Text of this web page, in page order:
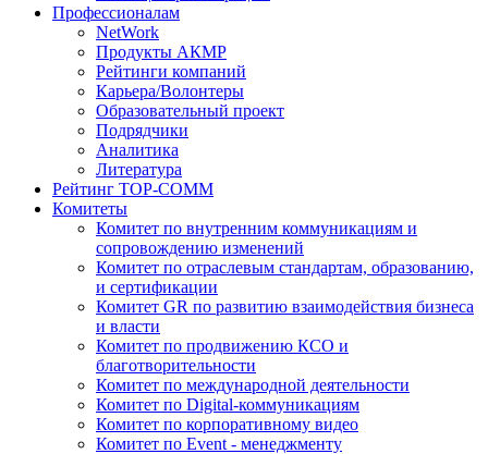
Профессионалам
NetWork
Продукты АКМР
Рейтинги компаний
Карьера/Волонтеры
Образовательный проект
Подрядчики
Аналитика
Литература
Рейтинг TOP-COMM
Комитеты
Комитет по внутренним коммуникациям и
сопровождению изменений
Комитет по отраслевым стандартам, образованию,
и сертификации
Комитет GR по развитию взаимодействия бизнеса
и власти
Комитет по продвижению КСО и
благотворительности
Комитет по международной деятельности
Комитет по Digital-коммуникациям
Комитет по корпоративному видео
Комитет по Event - менеджменту